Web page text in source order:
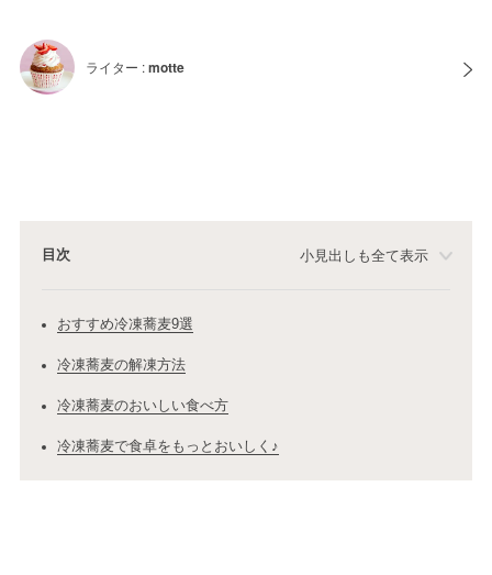
ライター :motte
目次 小見出しも全て表示
おすすめ冷凍蕎麦9選
冷凍蕎麦の解凍方法
冷凍蕎麦のおいしい食べ方
冷凍蕎麦で食卓をもっとおいしく♪